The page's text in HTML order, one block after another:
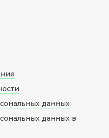
данных
данных в